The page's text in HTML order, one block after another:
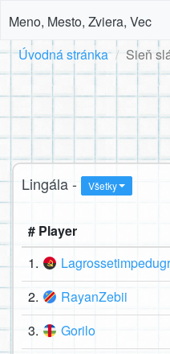
Meno, Mesto, Zviera, Vec
Úvodná stránka Sieň
Lingála - Všetky
# Player
1.
2. RayanZebii
3. Gorilo